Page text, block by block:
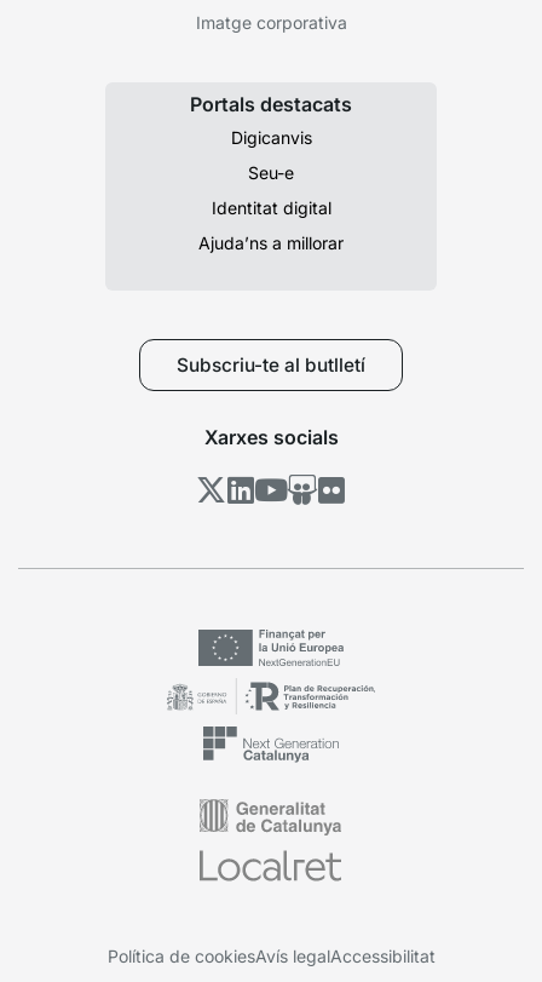
Imatge corporativa
Portals destacats
Digicanvis
Seu-e
Identitat digital
Ajuda’ns a millorar
Subscriu-te al butlletí
Xarxes socials
Política de cookiesAvís legalAccessibilitat